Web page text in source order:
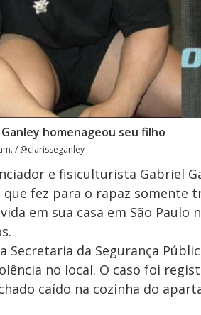
homenageou seu filho
/ @clarisseganley
e fisiculturista Gabriel
que fez para o rapaz somente
em sua casa em São
Secretaria da Segurança
no local. O caso foi
caído na cozinha do